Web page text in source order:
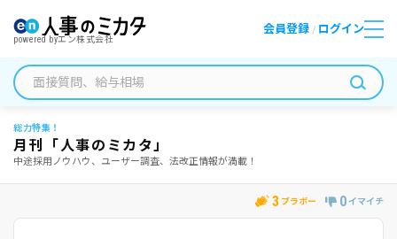
powered byエン株式会社
会員登録 / ログイン
総力特集！
月刊「人事のミカタ」
中途採用ノウハウ、ユーザー調査、法改正情報が満載！
3 ブラボー 0 イマイチ